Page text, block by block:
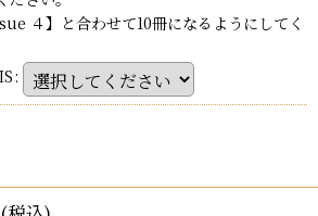
４】と合わせて10冊になるようにしてく
: